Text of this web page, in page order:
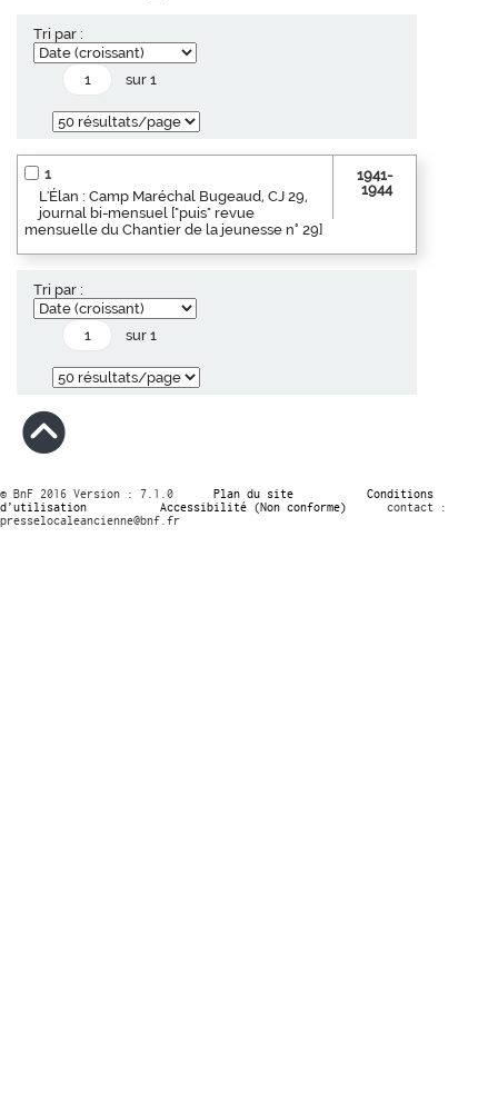
Tri par :
sur 1
1
L'Élan : Camp Maréchal Bugeaud, CJ 29,
journal bi-mensuel ["puis" revue
mensuelle du Chantier de la jeunesse n° 29]
1941-
1944
Tri par :
sur 1
© BnF 2016 Version : 7.1.0 Plan du site
Conditions
d’utilisation
Accessibilité (Non conforme)
contact :
presselocaleancienne@bnf.fr